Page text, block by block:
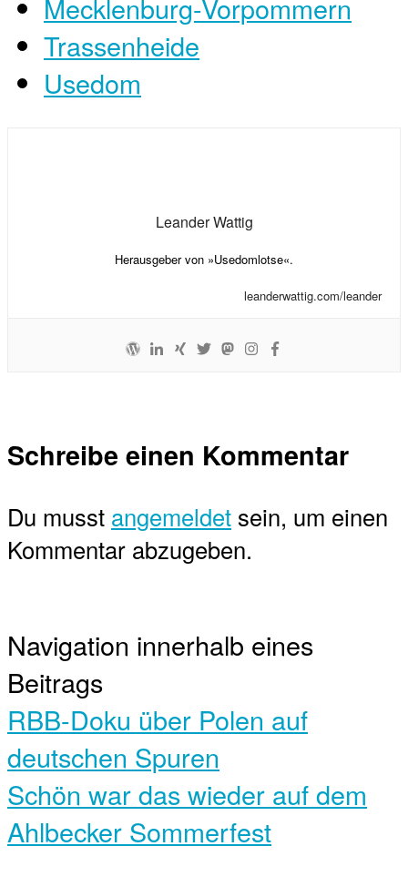
Mecklenburg-Vorpommern
Trassenheide
Usedom
Leander Wattig
Herausgeber von »Usedomlotse«.
leanderwattig.com/leander
Schreibe einen Kommentar
Du musst angemeldet sein, um einen
Kommentar abzugeben.
Navigation innerhalb eines
Beitrags
RBB-Doku über Polen auf
deutschen Spuren
Schön war das wieder auf dem
Ahlbecker Sommerfest